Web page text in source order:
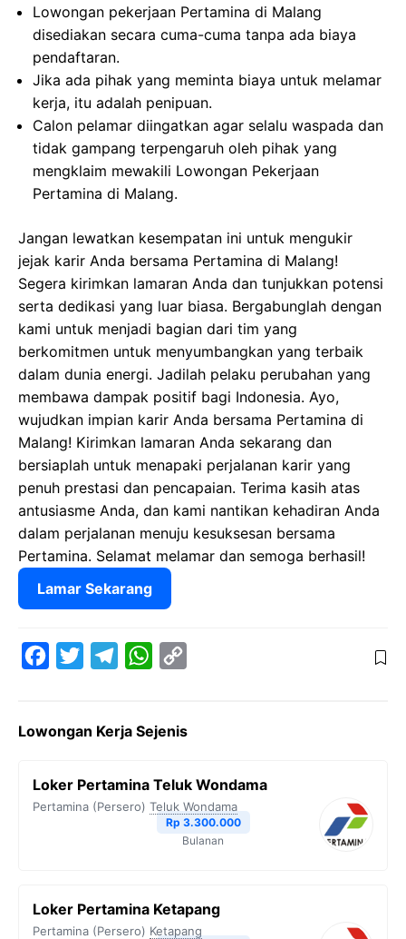
Lowongan pekerjaan Pertamina di Malang
disediakan secara cuma-cuma tanpa ada biaya
pendaftaran.
Jika ada pihak yang meminta biaya untuk melamar
kerja, itu adalah penipuan.
Calon pelamar diingatkan agar selalu waspada dan
tidak gampang terpengaruh oleh pihak yang
mengklaim mewakili Lowongan Pekerjaan
Pertamina di Malang.
Jangan lewatkan kesempatan ini untuk mengukir
jejak karir Anda bersama Pertamina di Malang!
Segera kirimkan lamaran Anda dan tunjukkan potensi
serta dedikasi yang luar biasa. Bergabunglah dengan
kami untuk menjadi bagian dari tim yang
berkomitmen untuk menyumbangkan yang terbaik
dalam dunia energi. Jadilah pelaku perubahan yang
membawa dampak positif bagi Indonesia. Ayo,
wujudkan impian karir Anda bersama Pertamina di
Malang! Kirimkan lamaran Anda sekarang dan
bersiaplah untuk menapaki perjalanan karir yang
penuh prestasi dan pencapaian. Terima kasih atas
antusiasme Anda, dan kami nantikan kehadiran Anda
dalam perjalanan menuju kesuksesan bersama
Pertamina. Selamat melamar dan semoga berhasil!
Lamar Sekarang
e
o
t
e
e
r
W
t
A
p
y
i
n
k
Lowongan Kerja Sejenis
Loker Pertamina Teluk Wondama
Pertamina (Persero) Teluk Wondama
Rp 3.300.000
Bulanan
Loker Pertamina Ketapang
Pertamina (Persero) Ketapang